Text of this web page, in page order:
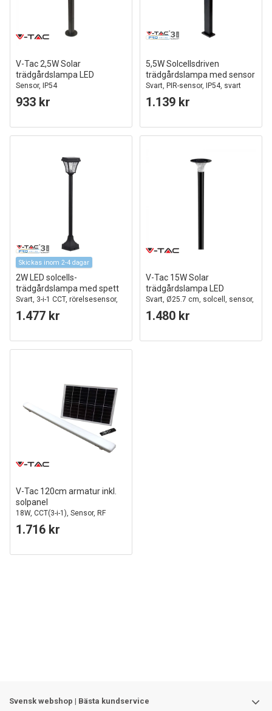
V-Tac 2,5W Solar
trädgårdslampa LED
Sensor, IP54
933 kr
5,5W Solcellsdriven
trädgårdslampa med sensor
Svart, PIR-sensor, IP54, svart
1.139 kr
Skickas inom 2-4 dagar
2W LED solcells-
trädgårdslampa med spett
Svart, 3-i-1 CCT, rörelsesensor,
IP65, höjd 93cm, aluminium
1.477 kr
V-Tac 15W Solar
trädgårdslampa LED
Svart, Ø25.7 cm, solcell, sensor,
IP65
1.480 kr
V-Tac 120cm armatur inkl.
solpanel
18W, CCT(3-i-1), Sensor, RF
fjärrkontroll, IP65 utomhus
1.716 kr
Svensk webshop | Bästa kundservice